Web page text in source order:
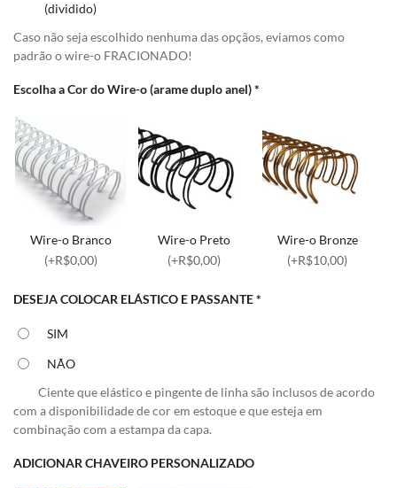
(dividido)
Caso não seja escolhido nenhuma das opçãos, eviamos como
padrão o wire-o FRACIONADO!
Escolha a Cor do Wire-o (arame duplo anel)*
Wire-o Branco
(+R$0,00)
Wire-o Preto
(+R$0,00)
Wire-o Bronze
(+R$10,00)
DESEJA COLOCAR ELÁSTICO E PASSANTE*
SIM
NÃO
Ciente que elástico e pingente de linha são inclusos de acordo
com a disponibilidade de cor em estoque e que esteja em
combinação com a estampa da capa.
ADICIONAR CHAVEIRO PERSONALIZADO